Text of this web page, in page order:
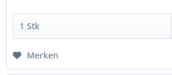
Merken